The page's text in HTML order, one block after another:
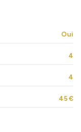
Oui
4
4
45 €